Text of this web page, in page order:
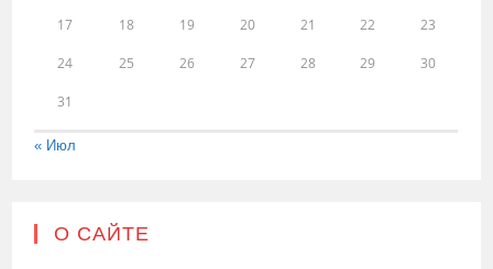
17 18 19 20 21 22 23
24 25 26 27 28 29 30
31
« Июл
О САЙТЕ